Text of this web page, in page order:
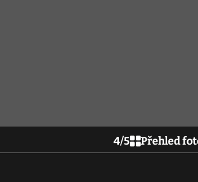
4/5 Přehled